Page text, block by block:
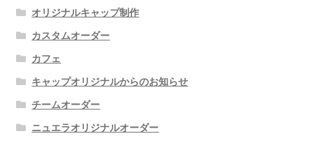
オリジナルキャップ制作
カスタムオーダー
カフェ
キャップオリジナルからのお知らせ
チームオーダー
ニュエラオリジナルオーダー